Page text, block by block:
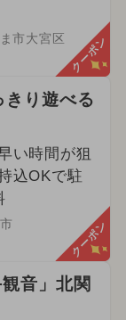
市大宮区 クーポン
り遊べる
い時間が狙
込OKで駐
クーポン
音」北関